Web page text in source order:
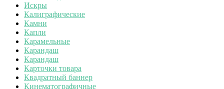
Искры
Калиграфические
Камни
Капли
Карамельные
Карандаш
Карандаш
Карточки товара
Квадратный баннер
Кинематографичные